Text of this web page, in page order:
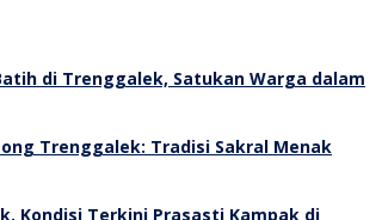
di Trenggalek, Satukan Warga dalam
Trenggalek: Tradisi Sakral Menak
Kondisi Terkini Prasasti Kampak di